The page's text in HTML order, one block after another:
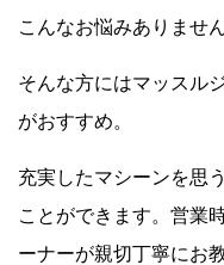
こんなお悩みありませ
そんな方にはマッスル
がおすすめ。
充実したマシーンを思
ことができます。営業
ーナーが親切丁寧にお